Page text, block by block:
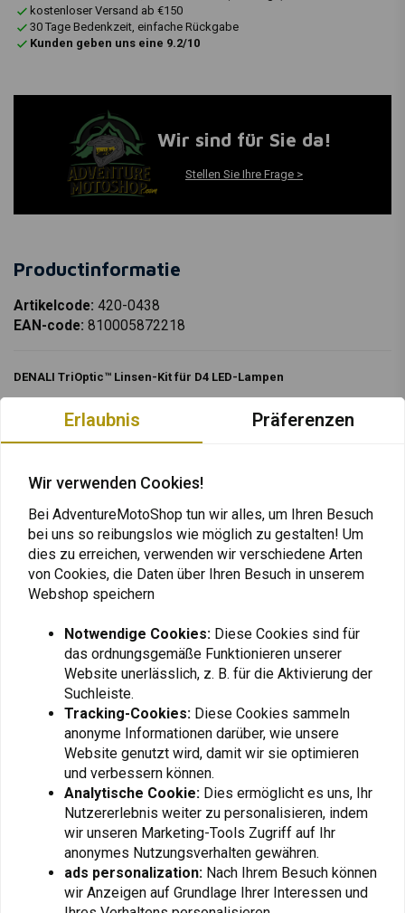
kostenloser Versand ab €150
30 Tage Bedenkzeit, einfache Rückgabe
Kunden geben uns eine 9.2/10
Wir sind für Sie da!
Stellen Sie Ihre Frage >
Productinformatie
Artikelcode: 420-0438
EAN-code: 810005872218
DENALI TriOptic™ Linsen-Kit für D4 LED-Lampen
Das DENALI TriOptic™ Lens Kit
verbessert die Sicht bei Nebel und
sowie mehrere Linsenoptionen (Spot, Hybrid oder Spot-Hybrid) für eine
Merkmale:
Entwickelt für maximale Sichtbarkeit bei Nebel und Regen
Gelbe Option passt zu OEM-Blinkern
Spezifikationen:
Bernsteinfarbene und selektiv gelbe Linsen blockieren blaue
Lichtfrequenzen für verbesserte Klarheit
Selektives Gelb verbessert die Sichtbarkeit bei Tag für den
Gegenverkehr
Enthält:2 Spot-Linsen + 2 True-Hybrid™-Linsen
Konfigurationen:
2 Spot-Linsen für maximalen Abstand
2 Hybrid-Linsen für ausgewogenen 50/50-Strahl
1 Spot + 1 Hybrid für Spot-Hybrid-Setup (Fern- und
Nahbereich)
Lesen Sie mehr
(0 reviews)
Fügen Sie Ihre Bewertung hinzu
Erlaubnis Präferenzen
Wir verwenden Cookies!
Bei AdventureMotoShop tun wir alles, um Ihren Besuch
bei uns so reibungslos wie möglich zu gestalten! Um
dies zu erreichen, verwenden wir verschiedene Arten
von Cookies, die Daten über Ihren Besuch in unserem
Webshop speichern
Notwendige Cookies: Diese Cookies sind für
das ordnungsgemäße Funktionieren unserer
Website unerlässlich, z. B. für die Aktivierung der
Suchleiste.
Tracking-Cookies: Diese Cookies sammeln
anonyme Informationen darüber, wie unsere
Website genutzt wird, damit wir sie optimieren
und verbessern können.
Analytische Cookie: Dies ermöglicht es uns, Ihr
Nutzererlebnis weiter zu personalisieren, indem
wir unseren Marketing-Tools Zugriff auf Ihr
anonymes Nutzungsverhalten gewähren.
ads personalization: Nach Ihrem Besuch können
wir Anzeigen auf Grundlage Ihrer Interessen und